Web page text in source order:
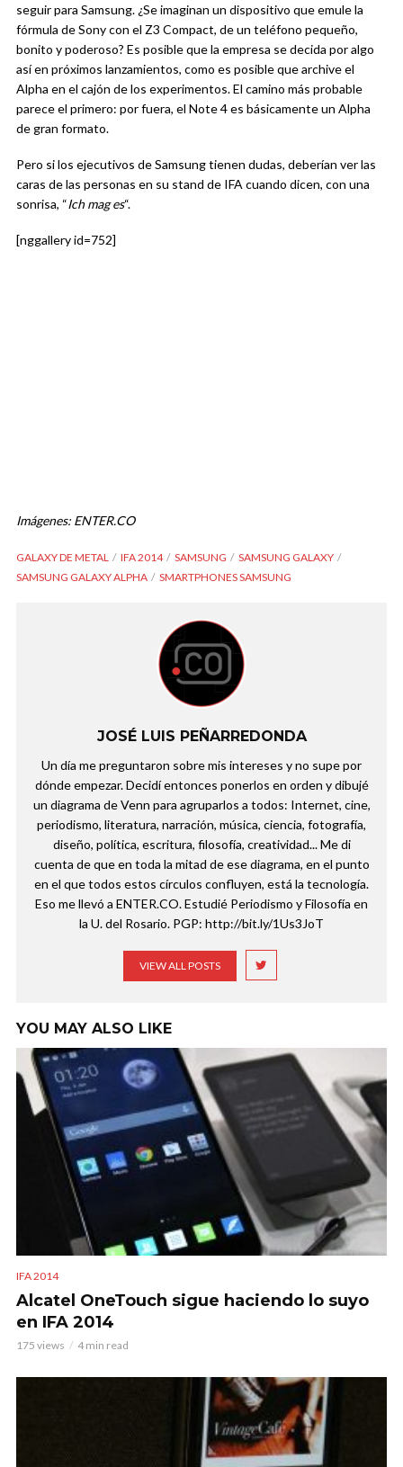
seguir para Samsung. ¿Se imaginan un dispositivo que emule la
fórmula de Sony con el Z3 Compact, de un teléfono pequeño,
bonito y poderoso? Es posible que la empresa se decida por algo
así en próximos lanzamientos, como es posible que archive el
Alpha en el cajón de los experimentos. El camino más probable
parece el primero: por fuera, el Note 4 es básicamente un Alpha
de gran formato.
Pero si los ejecutivos de Samsung tienen dudas, deberían ver las
caras de las personas en su stand de IFA cuando dicen, con una
sonrisa, “Ich mag es“.
[nggallery id=752]
Imágenes: ENTER.CO
GALAXY DE METAL IFA 2014 SAMSUNG
SAMSUNG GALAXY
SAMSUNG GALAXY ALPHA
SMARTPHONES SAMSUNG
JOSÉ LUIS PEÑARREDONDA
Un día me preguntaron sobre mis intereses y no supe por
dónde empezar. Decidí entonces ponerlos en orden y dibujé
un diagrama de Venn para agruparlos a todos: Internet, cine,
periodismo, literatura, narración, música, ciencia, fotografía,
diseño, política, escritura, filosofía, creatividad... Me di
cuenta de que en toda la mitad de ese diagrama, en el punto
en el que todos estos círculos confluyen, está la tecnología.
Eso me llevó a ENTER.CO. Estudié Periodismo y Filosofía en
la U. del Rosario. PGP: http://bit.ly/1Us3JoT
VIEW ALL POSTS
YOU MAY ALSO LIKE
IFA 2014
Alcatel OneTouch sigue haciendo lo suyo
en IFA 2014
175 views 4 min read